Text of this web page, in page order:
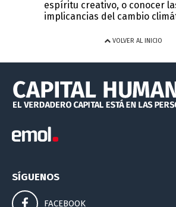
espíritu creativo, o conocer
implicancias del cambio
VOLVER AL INICIO
SÍGUENOS
FACEBOOK